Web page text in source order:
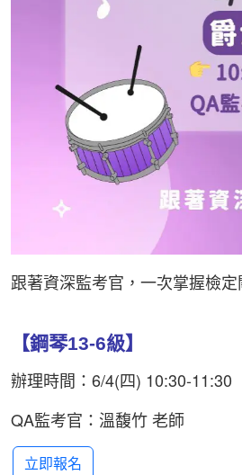
跟著資深監考官，一次掌握檢
【鋼琴13-6級】
辦理時間：6/4(四) 10:30-11:30
QA監考官：溫馥竹 老師
立即報名